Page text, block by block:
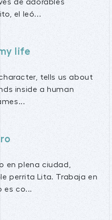
de adorables
el leó...
life
tells us about
inside a human
en plena ciudad,
perrita Lita. Trabaja en
es co...